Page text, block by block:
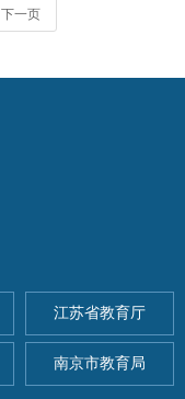
下一页
江苏省教育厅
南京市教育局